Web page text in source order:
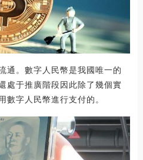
通。數字人民幣是我國唯一的
處于推廣階段因此除了幾個實
數字人民幣進行支付的。